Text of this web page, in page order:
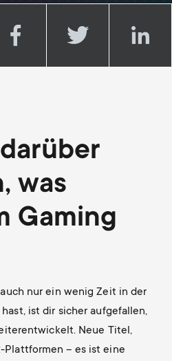
was
Gaming
nur ein wenig Zeit in der
ist dir sicher aufgefallen,
Neue Titel,
Plattformen – es ist eine